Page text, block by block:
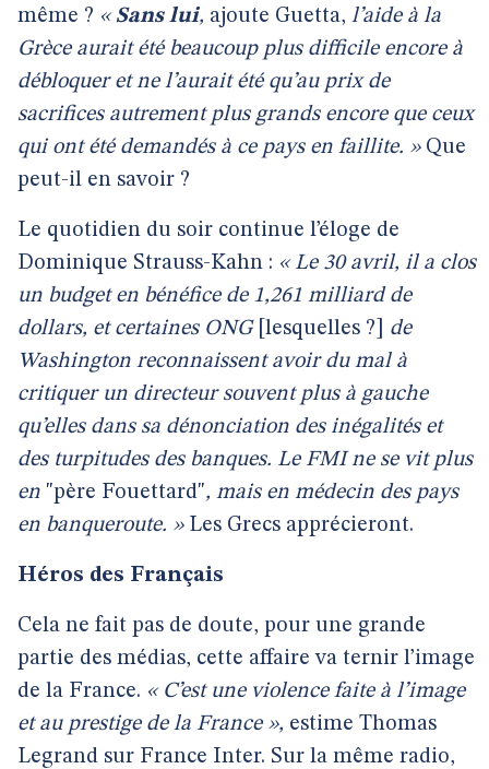
même ? « Sans lui, ajoute Guetta, l’aide à la
Grèce aurait été beaucoup plus difficile encore à
débloquer et ne l’aurait été qu’au prix de
sacrifices autrement plus grands encore que ceux
qui ont été demandés à ce pays en faillite. »Que
peut-il en savoir ?
Le quotidien du soir continue l’éloge de
Dominique Strauss-Kahn : « Le 30 avril, il a clos
un budget en bénéfice de 1,261 milliard de
dollars, et certaines ONG [lesquelles ?] de
Washington reconnaissent avoir du mal à
critiquer un directeur souvent plus à gauche
qu’elles dans sa dénonciation des inégalités et
des turpitudes des banques. Le FMI ne se vit plus
en "père Fouettard", mais en médecin des pays
en banqueroute. »Les Grecs apprécieront.
Héros des Français
Cela ne fait pas de doute, pour une grande
partie des médias, cette affaire va ternir l’image
de la France. « C’est une violence faite à l’image
et au prestige de la France », estime Thomas
Legrand sur France Inter. Sur la même radio,